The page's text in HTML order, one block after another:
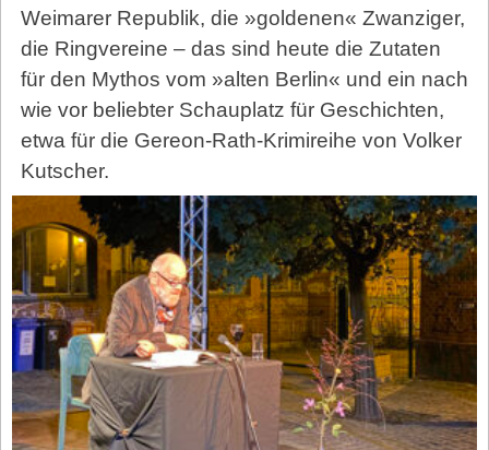
Weimarer Republik, die »goldenen« Zwanziger,
die Ringvereine – das sind heute die Zutaten
für den Mythos vom »alten Berlin« und ein nach
wie vor beliebter Schauplatz für Geschichten,
etwa für die Gereon-Rath-Krimireihe von Volker
Kutscher.